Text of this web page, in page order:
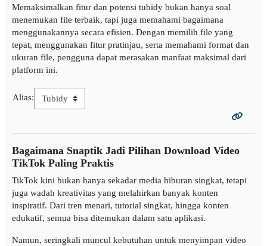
Memaksimalkan fitur dan potensi tubidy bukan hanya soal
menemukan file terbaik, tapi juga memahami bagaimana
menggunakannya secara efisien. Dengan memilih file yang
tepat, menggunakan fitur pratinjau, serta memahami format dan
ukuran file, pengguna dapat merasakan manfaat maksimal dari
platform ini.
Alias:
Bagaimana Snaptik Jadi Pilihan Download Video
TikTok Paling Praktis
TikTok kini bukan hanya sekadar media hiburan singkat, tetapi
juga wadah kreativitas yang melahirkan banyak konten
inspiratif. Dari tren menari, tutorial singkat, hingga konten
edukatif, semua bisa ditemukan dalam satu aplikasi.
Namun, seringkali muncul kebutuhan untuk menyimpan video